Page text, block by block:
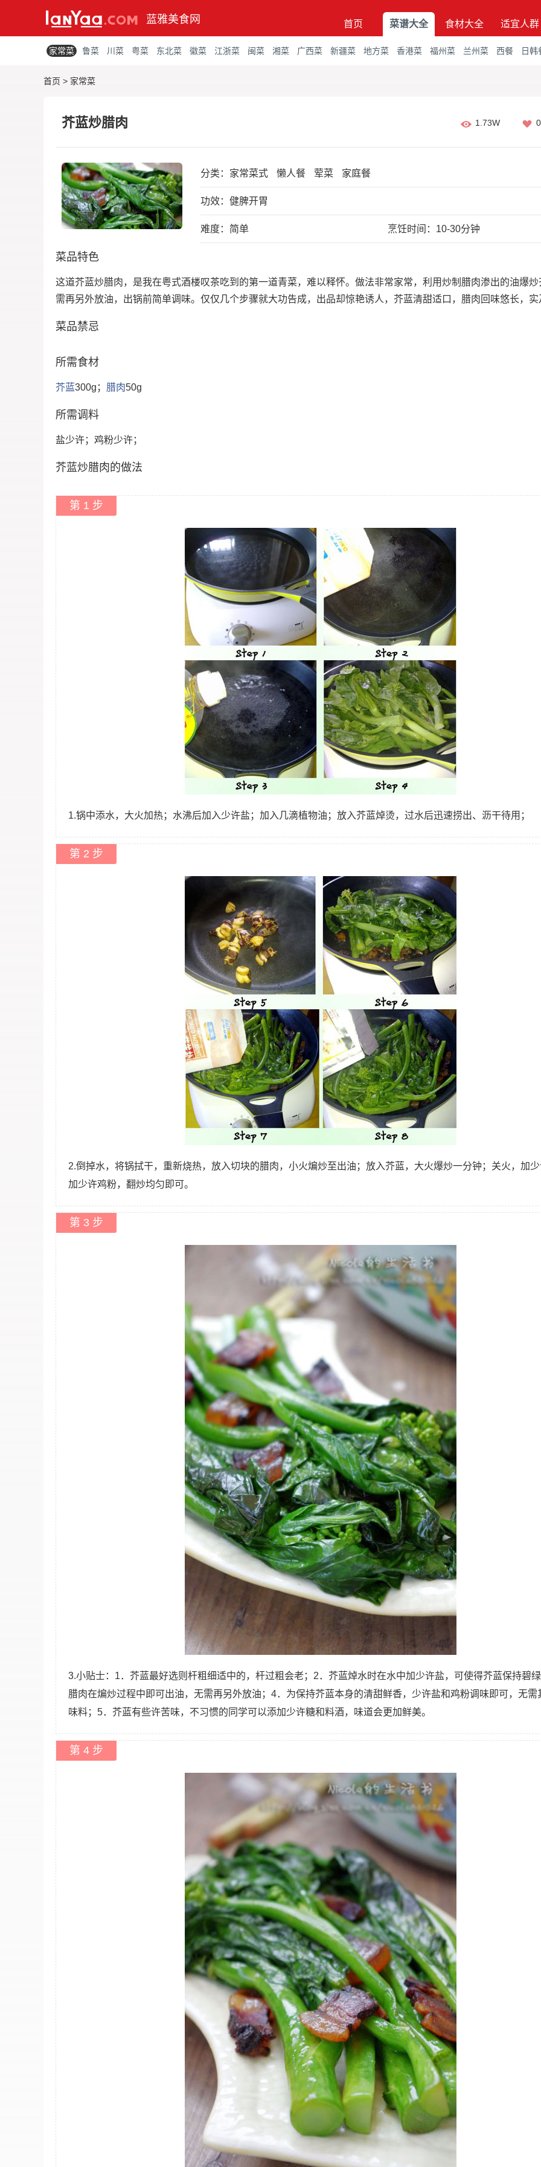
蓝雅美食网 首页 菜谱大全 食材大全 适宜人群
家常菜 鲁菜 川菜 粤菜 东北菜 徽菜 江浙菜 闽菜 湘菜 广西菜 新疆菜 地方菜 香港菜 福州菜 兰州菜 西餐 日韩
首页 > 家常菜
芥蓝炒腊肉 1.73W
分类： 家常菜式 懒人餐 荤菜 家庭餐
功效：健脾开胃
难度：简单 烹饪时间：10-30分钟
菜品特色
这道芥蓝炒腊肉，是我在粤式酒楼叹茶吃到的第一道青菜，难以释怀。做法非常家常，利用炒制腊肉渗出的油爆炒
需再另外放油，出锅前简单调味。仅仅几个步骤就大功告成，出品却惊艳诱人，芥蓝清甜适口，腊肉回味悠长，
菜品禁忌
所需食材
芥蓝300g； 腊肉50g
所需调料
盐少许；鸡粉少许；
芥蓝炒腊肉的做法
第 1 步
1.锅中添水，大火加热；水沸后加入少许盐；加入几滴植物油；放入芥蓝焯烫，过水后迅速捞出、沥干待用；
第 2 步
2.倒掉水，将锅拭干，重新烧热，放入切块的腊肉，小火煸炒至出油；放入芥蓝，大火爆炒一分钟；关火，加
加少许鸡粉，翻炒均匀即可。
第 3 步
3.小贴士：1．芥蓝最好选则杆粗细适中的，杆过粗会老；2．芥蓝焯水时在水中加少许盐，可使得芥蓝保持碧
腊肉在煸炒过程中即可出油，无需再另外放油；4．为保持芥蓝本身的清甜鲜香，少许盐和鸡粉调味即可，无需
味料；5．芥蓝有些许苦味，不习惯的同学可以添加少许糖和料酒，味道会更加鲜美。
第 4 步